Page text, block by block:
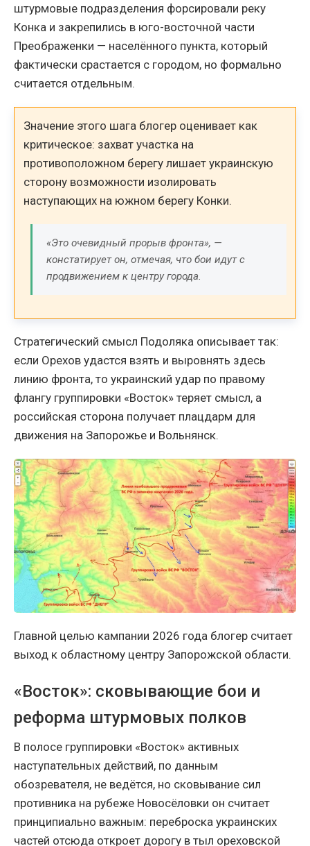
штурмовые подразделения форсировали реку
Конка и закрепились в юго-восточной части
Преображенки — населённого пункта, который
фактически срастается с городом, но формально
считается отдельным.
Значение этого шага блогер оценивает как
критическое: захват участка на
противоположном берегу лишает украинскую
сторону возможности изолировать
наступающих на южном берегу Конки.
«Это очевидный прорыв фронта», —
констатирует он, отмечая, что бои идут с
продвижением к центру города.
Стратегический смысл Подоляка описывает так:
если Орехов удастся взять и выровнять здесь
линию фронта, то украинский удар по правому
флангу группировки «Восток» теряет смысл, а
российская сторона получает плацдарм для
движения на Запорожье и Вольнянск.
Главной целью кампании 2026 года блогер считает
выход к областному центру Запорожской области.
«Восток»: сковывающие бои и
реформа штурмовых полков
В полосе группировки «Восток» активных
наступательных действий, по данным
обозревателя, не ведётся, но сковывание сил
противника на рубеже Новосёловки он считает
принципиально важным: переброска украинских
частей отсюда откроет дорогу в тыл ореховской